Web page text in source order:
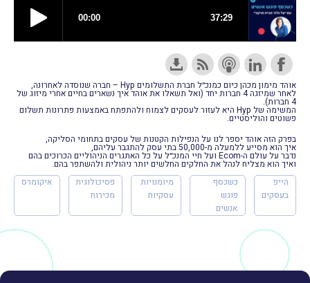
אוהד מימון מכהן כיום כמנכ״ל חברת התשלומים Hyp – חברה שנוסדה לאחרונה,
לאחר שמיזגה 4 חברות יחד (ואל תשאלו את אוהד איך נשארים בחיים אחרי מיזוג של
4 חברות).
המשימה של Hyp היא לעזור לעסקים לצמוח ולהתפתח באמצעות פתרונות תשלום
פשוטים והוליסטיים.
בפרק הזה אוהד יספר לנו על הנפילות הקטנות של עסקים בתחומי הסליקה,
איך הוא מסייע ללמעלה מ-50,000 בתי עסק להתגבר עליהם,
נדבר על עולם ה-Ecom ועל חיי המנכ״ל על כל האתגרים הניהוליים הכרוכים בהם
ואיך הוא מצליח לנהל את החלקים החלשים יותר ניהולית ולהשתפר בהם.
הייפ
בעסקים
כשכסף
פוגש
אנשים
מיומנויות
עסקיות
פסיכולוגית
מכירות
איקומרס